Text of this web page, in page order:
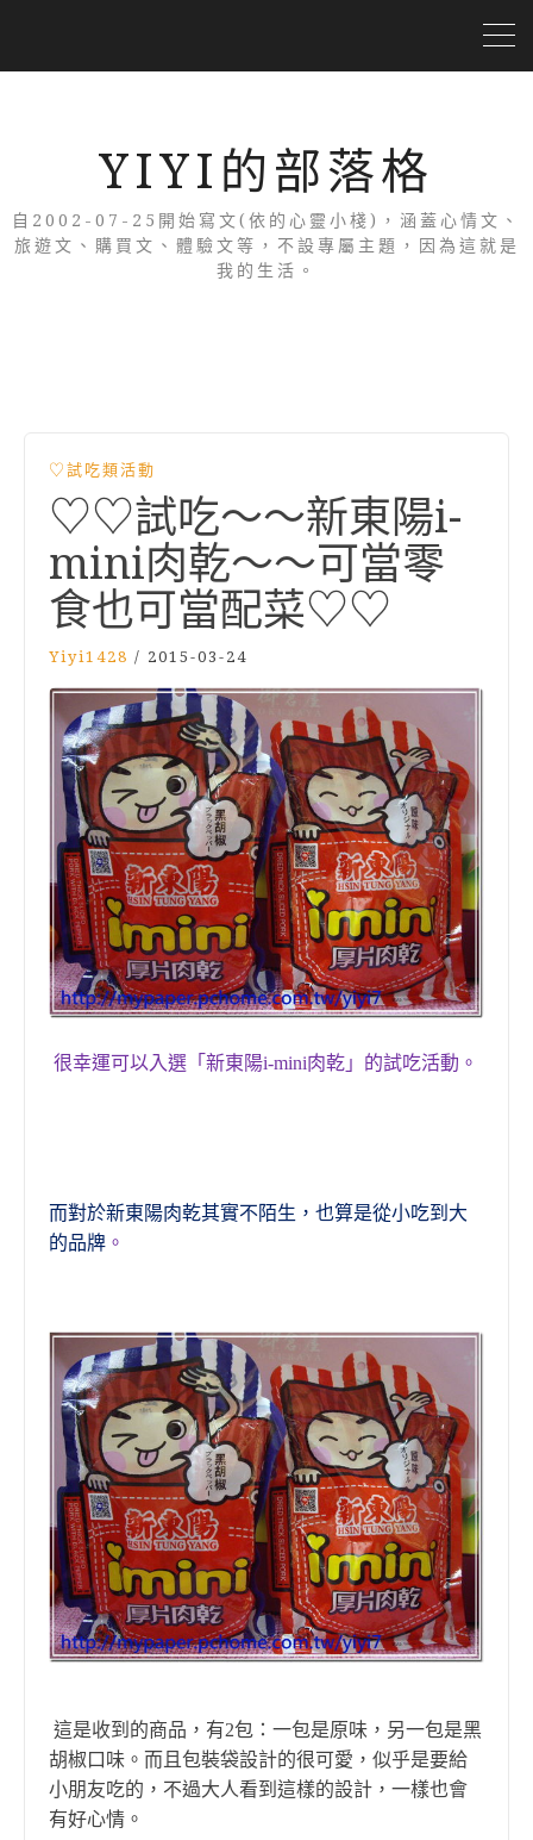
YIYI的部落格
自2002-07-25開始寫文(依的心靈小棧)，涵蓋心情文、
旅遊文、購買文、體驗文等，不設專屬主題，因為這就是
我的生活。
♡試吃類活動
♡♡試吃～～新東陽i-
mini肉乾～～可當零
食也可當配菜♡♡
Yiyi1428 / 2015-03-24
很幸運可以入選「 新東陽i-mini肉乾」的試吃活動。
而對於新東陽肉乾其實不陌生，也算是從小吃到大
的品牌 。
這是收到的商品，有2包：一包是原味 ， 另一包是黑
胡椒口味。 而且包裝袋設計的很可愛 ， 似乎是要給
小朋友吃的 ， 不過大人看到這樣的設計 ， 一樣也會
有好心情。